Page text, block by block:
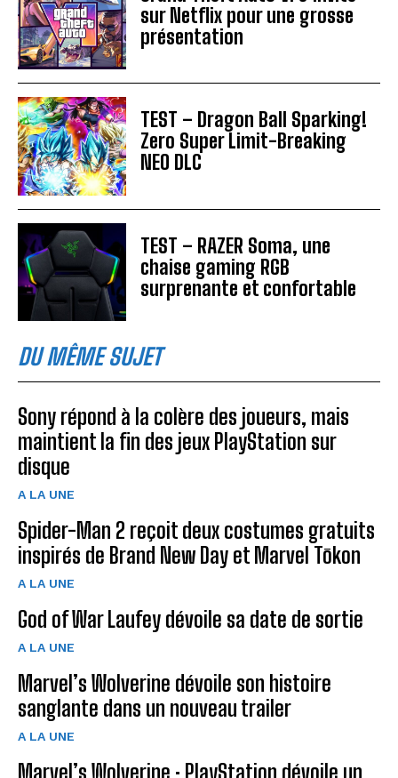
sur Netflix pour une grosse
présentation
TEST – Dragon Ball Sparking!
Zero Super Limit-Breaking
NEO DLC
TEST – RAZER Soma, une
chaise gaming RGB
surprenante et confortable
DU MÊME SUJET
Sony répond à la colère des joueurs, mais
maintient la fin des jeux PlayStation sur
disque
A LA UNE
Spider-Man 2 reçoit deux costumes gratuits
inspirés de Brand New Day et Marvel Tōkon
A LA UNE
God of War Laufey dévoile sa date de sortie
A LA UNE
Marvel’s Wolverine dévoile son histoire
sanglante dans un nouveau trailer
A LA UNE
Marvel’s Wolverine : PlayStation dévoile un